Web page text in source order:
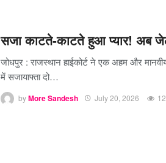
सजा काटते-काटते हुआ प्यार! अब
जोधपुर : राजस्थान हाईकोर्ट ने एक अहम और
में सजायाफ्ता दो…
byMore Sandesh July 20, 2026